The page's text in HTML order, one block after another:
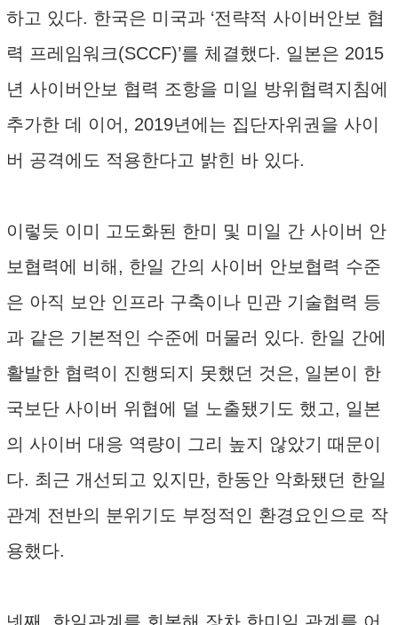
하고 있다. 한국은 미국과 ‘전략적 사이버안보 협
력 프레임워크(SCCF)’를 체결했다. 일본은 2015
년 사이버안보 협력 조항을 미일 방위협력지침에
추가한 데 이어, 2019년에는 집단자위권을 사이
버 공격에도 적용한다고 밝힌 바 있다.
이렇듯 이미 고도화된 한미 및 미일 간 사이버 안
보협력에 비해, 한일 간의 사이버 안보협력 수준
은 아직 보안 인프라 구축이나 민관 기술협력 등
과 같은 기본적인 수준에 머물러 있다. 한일 간에
활발한 협력이 진행되지 못했던 것은, 일본이 한
국보단 사이버 위협에 덜 노출됐기도 했고, 일본
의 사이버 대응 역량이 그리 높지 않았기 때문이
다. 최근 개선되고 있지만, 한동안 악화됐던 한일
관계 전반의 분위기도 부정적인 환경요인으로 작
용했다.